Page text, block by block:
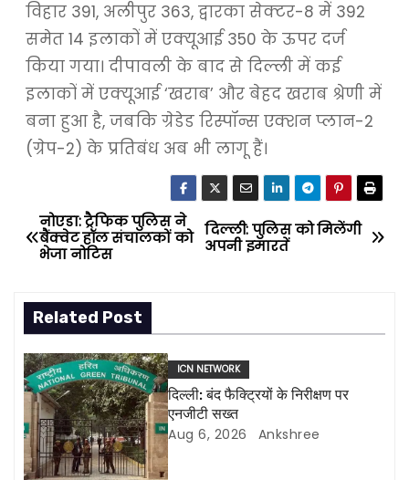
विहार 391, अलीपुर 363, द्वारका सेक्टर-8 में 392
समेत 14 इलाकों में एक्यूआई 350 के ऊपर दर्ज
किया गया। दीपावली के बाद से दिल्ली में कई
इलाकों में एक्यूआई ‘खराब’ और बेहद खराब श्रेणी में
बना हुआ है, जबकि ग्रेडेड रिस्पॉन्स एक्शन प्लान-2
(ग्रेप-2) के प्रतिबंध अब भी लागू हैं।
P
o
s
t
n
a
v
दिल्ली: पुलिस को मिलेंगी
अपनी इमारतें
नोएडा: ट्रैफिक पुलिस ने
बैंक्वेट हॉल संचालकों को
भेजा नोटिस
Related Post
ICN NETWORK
दिल्ली: बंद फैक्ट्रियों के निरीक्षण पर
एनजीटी सख्त
Aug 6, 2026 Ankshree